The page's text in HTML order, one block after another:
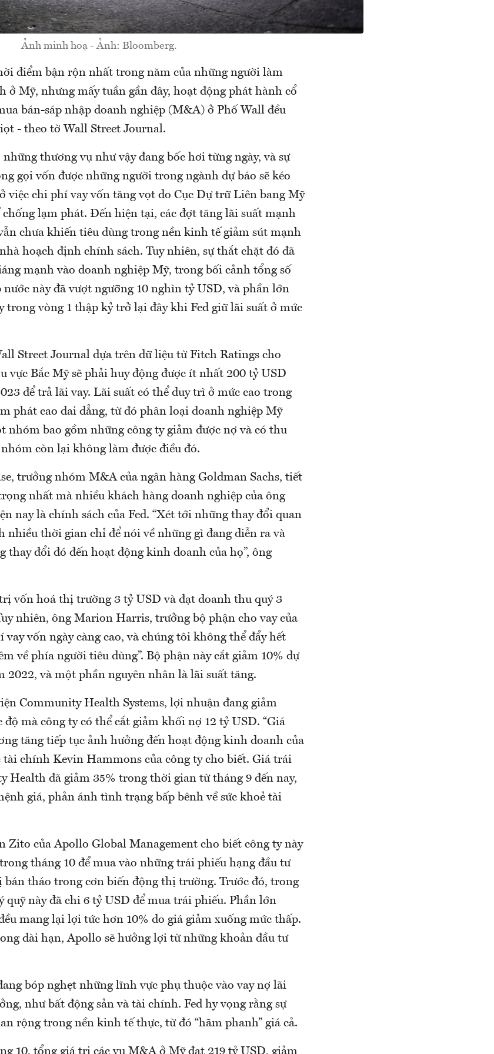
Ảnh minh hoạ - Ảnh: Bloomberg.
điểm bận rộn nhất trong năm của những người làm
ở Mỹ, nhưng mấy tuần gần đây, hoạt động phát hành cổ
bán-sáp nhập doanh nghiệp (M&A) ở Phố Wall đều
- theo tờ Wall Street Journal.
thương vụ như vậy đang bốc hơi từng ngày, và sự
gọi vốn được những người trong ngành dự báo sẽ kéo
việc chi phí vay vốn tăng vọt do Cục Dự trữ Liên bang Mỹ
chống lạm phát. Đến hiện tại, các đợt tăng lãi suất mạnh
chưa khiến tiêu dùng trong nền kinh tế giảm sút mạnh
hoạch định chính sách. Tuy nhiên, sự thắt chặt đó đã
mạnh vào doanh nghiệp Mỹ, trong bối cảnh tổng số
nước này đã vượt ngưỡng 10 nghìn tỷ USD, và phần lớn
trong vòng 1 thập kỷ trở lại đây khi Fed giữ lãi suất ở mức
Street Journal dựa trên dữ liệu từ Fitch Ratings cho
vực Bắc Mỹ sẽ phải huy động được ít nhất 200 tỷ USD
để trả lãi vay. Lãi suất có thể duy trì ở mức cao trong
phát cao dai dẳng, từ đó phân loại doanh nghiệp Mỹ
bao gồm những công ty giảm được nợ và có thu
còn lại không làm được điều đó.
trưởng nhóm M&A của ngân hàng Goldman Sachs, tiết
nhất mà nhiều khách hàng doanh nghiệp của ông
nay là chính sách của Fed. “Xét tới những thay đổi quan
nhiều thời gian chỉ để nói về những gì đang diễn ra và
thay đổi đó đến hoạt động kinh doanh của họ”, ông
vốn hoá thị trường 3 tỷ USD và đạt doanh thu quý 3
nhiên, ông Marion Harris, trưởng bộ phận cho vay của
vay vốn ngày càng cao, và chúng tôi không thể đẩy hết
về phía người tiêu dùng”. Bộ phận này cắt giảm 10% dự
2022, và một phần nguyên nhân là lãi suất tăng.
Community Health Systems, lợi nhuận đang giảm
mà công ty có thể cắt giảm khối nợ 12 tỷ USD. “Giá
tăng tiếp tục ảnh hưởng đến hoạt động kinh doanh của
tài chính Kevin Hammons của công ty cho biết. Giá trái
Health đã giảm 35% trong thời gian từ tháng 9 đến nay,
giá, phản ánh tình trạng bấp bênh về sức khoẻ tài
Zito của Apollo Global Management cho biết công ty này
tháng 10 để mua vào những trái phiếu hạng đầu tư
bán tháo trong cơn biến động thị trường. Trước đó, trong
quỹ này đã chi 6 tỷ USD để mua trái phiếu. Phần lớn
mang lại lợi tức hơn 10% do giá giảm xuống mức thấp.
dài hạn, Apollo sẽ hưởng lợi từ những khoản đầu tư
bóp nghẹt những lĩnh vực phụ thuộc vào vay nợ lãi
như bất động sản và tài chính. Fed hy vọng rằng sự
rộng trong nền kinh tế thực, từ đó “hãm phanh” giá cả.
10, tổng giá trị các vụ M&A ở Mỹ đạt 219 tỷ USD, giảm